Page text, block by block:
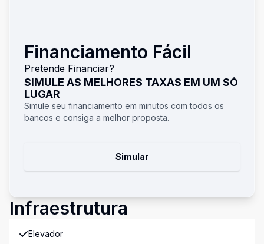
Financiamento Fácil
Pretende Financiar?
SIMULE AS MELHORES TAXAS EM UM SÓ
LUGAR
Simule seu financiamento em minutos com todos os
bancos e consiga a melhor proposta.
Simular
Infraestrutura
Elevador